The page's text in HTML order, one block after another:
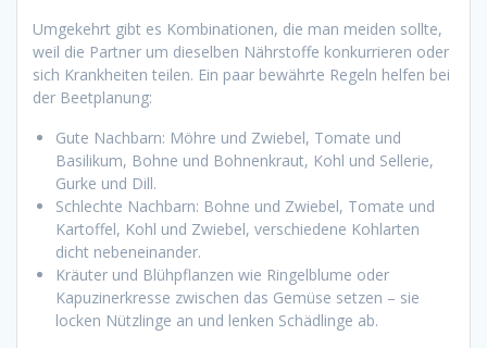
Umgekehrt gibt es Kombinationen, die man meiden sollte,
weil die Partner um dieselben Nährstoffe konkurrieren oder
sich Krankheiten teilen. Ein paar bewährte Regeln helfen bei
der Beetplanung:
Gute Nachbarn: Möhre und Zwiebel, Tomate und
Basilikum, Bohne und Bohnenkraut, Kohl und Sellerie,
Gurke und Dill.
Schlechte Nachbarn: Bohne und Zwiebel, Tomate und
Kartoffel, Kohl und Zwiebel, verschiedene Kohlarten
dicht nebeneinander.
Kräuter und Blühpflanzen wie Ringelblume oder
Kapuzinerkresse zwischen das Gemüse setzen – sie
locken Nützlinge an und lenken Schädlinge ab.